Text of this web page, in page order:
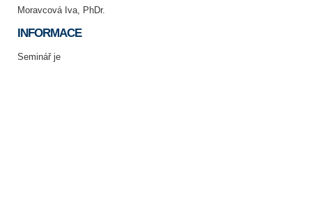
Moravcová Iva, PhDr.
INFORMACE
Seminář je